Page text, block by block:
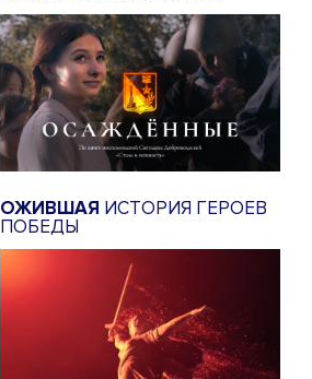
ОЖИВШАЯ ИСТОРИЯ ГЕРОЕВ
ПОБЕДЫ